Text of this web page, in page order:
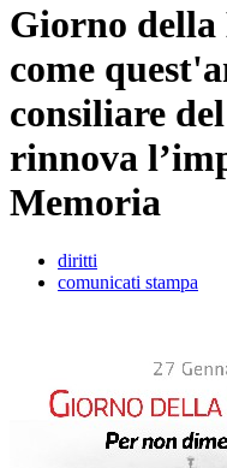
Giorno
come
consiliare
rinnova
Memoria
diritti
comunicati stampa